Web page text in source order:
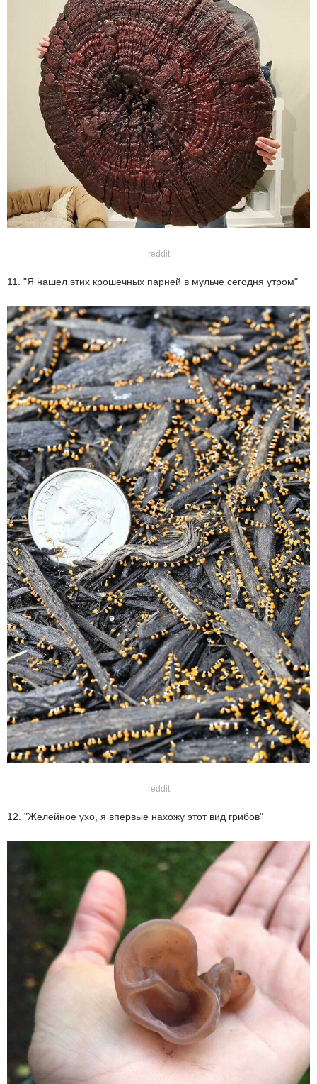
reddit
11. "Я нашел этих крошечных парней в мульче сегодня утром"
reddit
12. "Желейное ухо, я впервые нахожу этот вид грибов"